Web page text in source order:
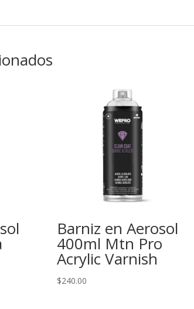
Barniz en Aerosol
400ml Mtn Pro
Acrylic Varnish
$240.00